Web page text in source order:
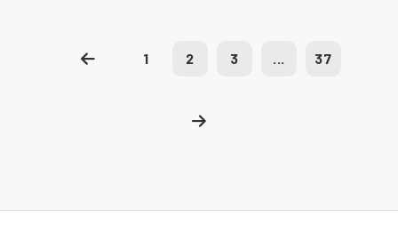
1 2 3 ... 37